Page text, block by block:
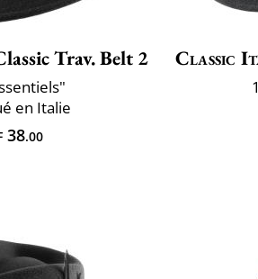
Trav. Belt 2
en Italie
38.00
Classic